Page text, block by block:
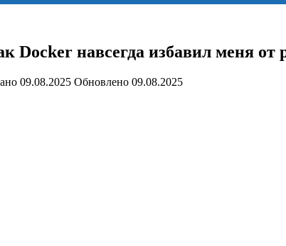
Docker навсегда избавил меня
09.08.2025 Обновлено 09.08.2025